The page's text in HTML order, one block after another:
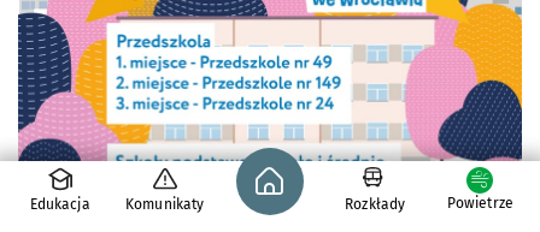
Edukacja Komunikaty
Strona główna - wroclaw.pl
Rozkłady Powietrze